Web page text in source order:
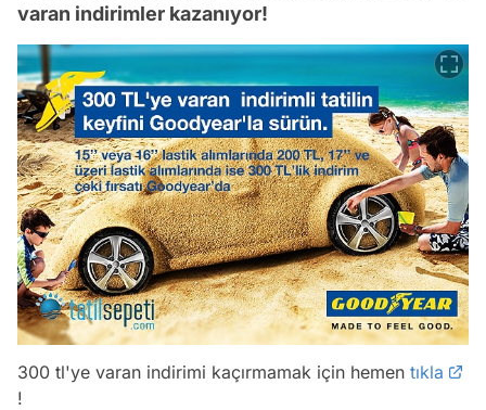
varan indirimler kazanıyor!
300 tl'ye varan indirimi kaçırmamak için hemen tıkla
!
Video
Test